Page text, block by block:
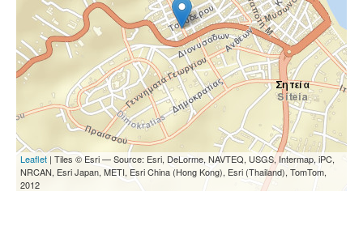
Leaflet | Tiles © Esri — Source: Esri, DeLorme, NAVTEQ, USGS, Intermap, iPC,
NRCAN, Esri Japan, METI, Esri China (Hong Kong), Esri (Thailand), TomTom,
2012